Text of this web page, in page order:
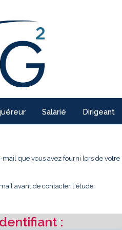
Salarié Dirigeant
que vous avez fourni lors de
avant de contacter l'étude.